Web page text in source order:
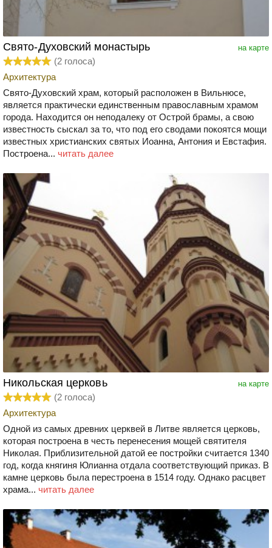
на карте
Свято-Духовский монастырь
(2 голоса)
Архитектура
Свято-Духовский храм, который расположен в Вильнюсе,
является практически единственным православным храмом
города. Находится он неподалеку от Острой брамы, а свою
известность сыскал за то, что под его сводами покоятся мощи
известных христианских святых Иоанна, Антония и Евстафия.
Построена... читать далее
на карте
Никольская церковь
(2 голоса)
Архитектура
Одной из самых древних церквей в Литве является церковь,
которая построена в честь перенесения мощей святителя
Николая. Приблизительной датой ее постройки считается 1340
год, когда княгиня Юлианна отдала соответствующий приказ. В
камне церковь была перестроена в 1514 году. Однако расцвет
храма... читать далее